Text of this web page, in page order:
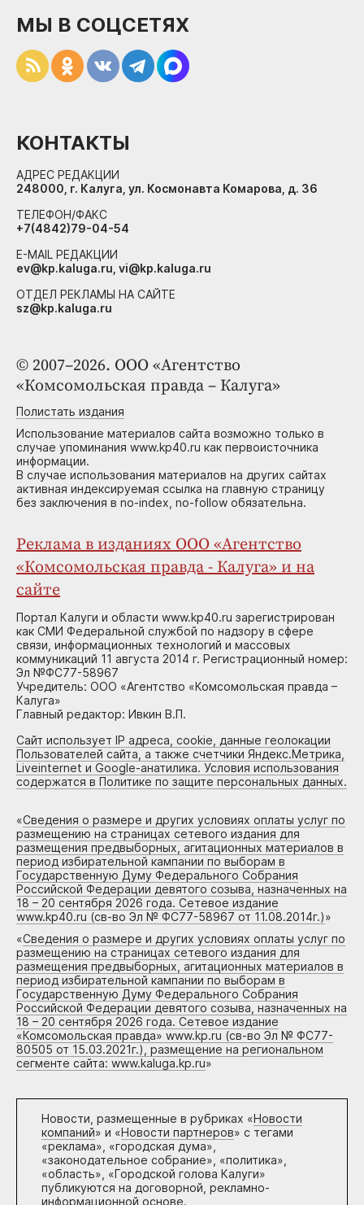
© 2007–2026. ООО «Агентство
«Комсомольская правда – Калуга»
Полистать издания
Использование материалов сайта возможно только в
случае упоминания www.kp40.ru как первоисточника
информации.
В случае использования материалов на других сайтах
активная индексируемая ссылка на главную страницу
без заключения в no-index, no-follow обязательна.
Реклама в изданиях ООО «Агентство
«Комсомольская правда - Калуга» и на
сайте
Портал Калуги и области www.kp40.ru зарегистрирован
как СМИ Федеральной службой по надзору в сфере
связи, информационных технологий и массовых
коммуникаций 11 августа 2014 г. Регистрационный номер:
Эл №ФС77-58967
Учредитель: ООО «Агентство «Комсомольская правда –
Калуга»
Главный редактор: Ивкин В.П.
Сайт использует IP адреса, cookie, данные геолокации
Пользователей сайта, а также счетчики Яндекс.Метрика,
Liveinternet и Google-анатилика. Условия использования
содержатся в Политике по защите персональных данных.
«Сведения о размере и других условиях оплаты услуг по
размещению на страницах сетевого издания для
размещения предвыборных, агитационных материалов в
период избирательной кампании по выборам в
Государственную Думу Федерального Собрания
Российской Федерации девятого созыва, назначенных на
18 – 20 сентября 2026 года. Сетевое издание
www.kp40.ru (св-во Эл № ФС77-58967 от 11.08.2014г.)»
«Сведения о размере и других условиях оплаты услуг по
размещению на страницах сетевого издания для
размещения предвыборных, агитационных материалов в
период избирательной кампании по выборам в
Государственную Думу Федерального Собрания
Российской Федерации девятого созыва, назначенных на
18 – 20 сентября 2026 года. Сетевое издание
«Комсомольская правда» www.kp.ru (св-во Эл № ФС77-
80505 от 15.03.2021г.), размещение на региональном
сегменте сайта: www.kaluga.kp.ru»
Новости, размещенные в рубриках «Новости
компаний» и «Новости партнеров» с тегами
«реклама», «городская дума»,
«законодательное собрание», «политика»,
«область», «Городской голова Калуги»
публикуются на договорной, рекламно-
информационной основе.
МЫ В СОЦСЕТЯХ
КОНТАКТЫ
АДРЕС РЕДАКЦИИ
248000, г. Калуга, ул. Космонавта Комарова, д. 36
ТЕЛЕФОН/ФАКС
+7(4842)79-04-54
E-MAIL РЕДАКЦИИ
ev@kp.kaluga.ru, vi@kp.kaluga.ru
ОТДЕЛ РЕКЛАМЫ НА САЙТЕ
sz@kp.kaluga.ru